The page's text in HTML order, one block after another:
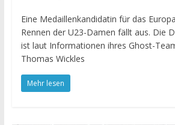
Eine Medaillenkandidatin für das
Rennen der U23-Damen fällt aus. Die
ist laut Informationen ihres Ghost-
Thomas Wickles
Mehr lesen